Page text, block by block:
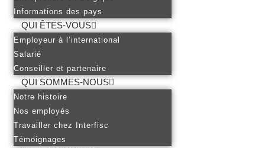
Informations des pays
QUI ÊTES-VOUS
Employeur à l’international
Salarié
Conseiller et partenaire
QUI SOMMES-NOUS
Notre histoire
Nos employés
Travailler chez Interfisc
Témoignages